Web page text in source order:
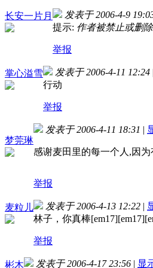
长安一片月 发表于 2006-4-9
提示: 作者被禁止或删
举报
掌心溢雪 发表于 2006-4-11 12:24
行动
举报
梦莞琳
发表于 2006-4-11 18:31 |
感谢麦田里的每一个人,因
举报
麦粒儿 发表于 2006-4-13 12:22 |
林子，你真棒
举报
彬木 发表于 2006-4-17 23:56 | 显